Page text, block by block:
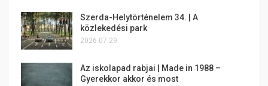
Szerda-Helytörténelem 34. | A
közlekedési park
2026.07.29.
Az iskolapad rabjai | Made in 1988 –
Gyerekkor akkor és most